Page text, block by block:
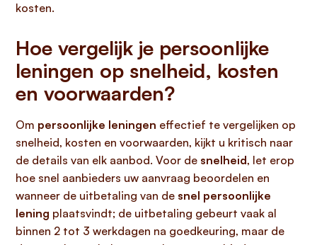
kosten.
Hoe vergelijk je persoonlijke
leningen op snelheid, kosten
en voorwaarden?
Om persoonlijke leningen effectief te vergelijken op
snelheid, kosten en voorwaarden, kijkt u kritisch naar
de details van elk aanbod. Voor de snelheid, let erop
hoe snel aanbieders uw aanvraag beoordelen en
wanneer de uitbetaling van de snel persoonlijke
lening plaatsvindt; de uitbetaling gebeurt vaak al
binnen 2 tot 3 werkdagen na goedkeuring, maar de